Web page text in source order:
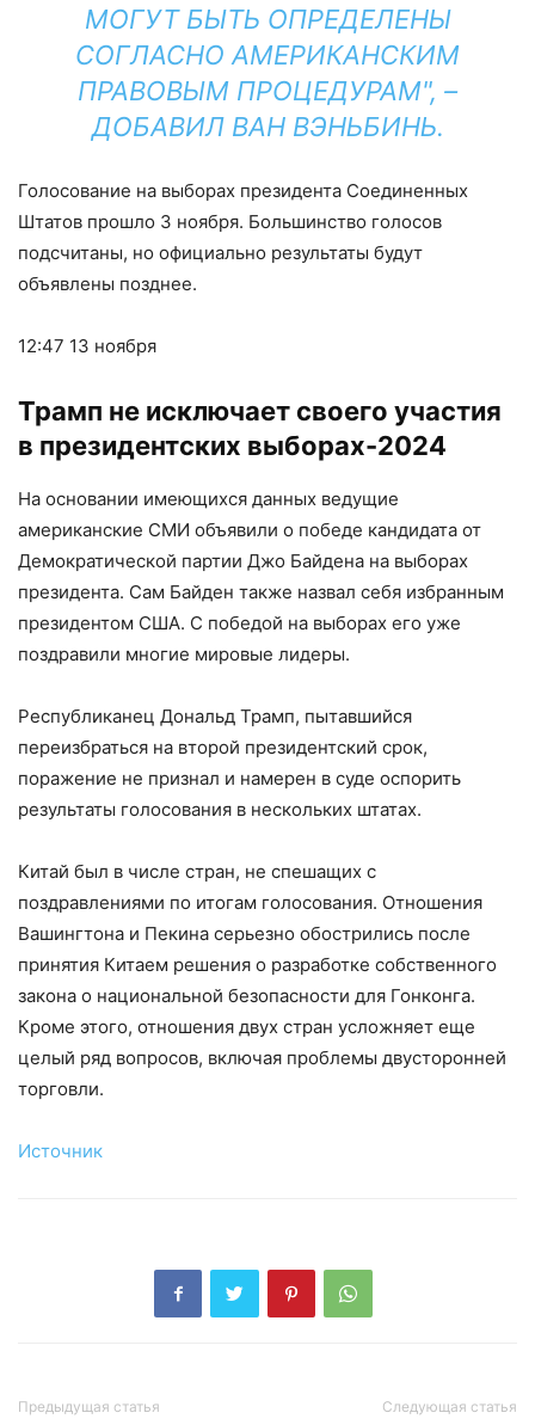
МОГУТ БЫТЬ ОПРЕДЕЛЕНЫ
СОГЛАСНО АМЕРИКАНСКИМ
ПРАВОВЫМ ПРОЦЕДУРАМ", –
ДОБАВИЛ ВАН ВЭНЬБИНЬ.
Голосование на выборах президента Соединенных
Штатов прошло 3 ноября. Большинство голосов
подсчитаны, но официально результаты будут
объявлены позднее.
12:47 13 ноября
Трамп не исключает своего участия
в президентских выборах-2024
На основании имеющихся данных ведущие
американские СМИ объявили о победе кандидата от
Демократической партии Джо Байдена на выборах
президента. Сам Байден также назвал себя избранным
президентом США. С победой на выборах его уже
поздравили многие мировые лидеры.
Республиканец Дональд Трамп, пытавшийся
переизбраться на второй президентский срок,
поражение не признал и намерен в суде оспорить
результаты голосования в нескольких штатах.
Китай был в числе стран, не спешащих с
поздравлениями по итогам голосования. Отношения
Вашингтона и Пекина серьезно обострились после
принятия Китаем решения о разработке собственного
закона о национальной безопасности для Гонконга.
Кроме этого, отношения двух стран усложняет еще
целый ряд вопросов, включая проблемы двусторонней
торговли.
Источник
Предыдущая статья Следующая статья